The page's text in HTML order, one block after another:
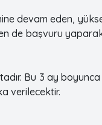
devam eden,
de başvuru
Bu 3 ay
verilecektir.